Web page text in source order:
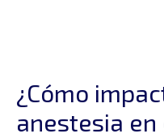
¿Cómo
anestesia